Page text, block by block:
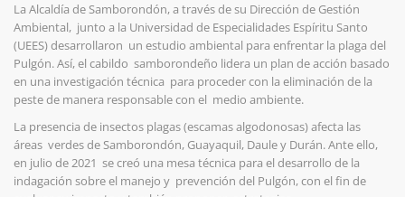
La Alcaldía de Samborondón, a través de su Dirección de Gestión
Ambiental, junto a la Universidad de Especialidades Espíritu Santo
(UEES) desarrollaron un estudio ambiental para enfrentar la plaga del
Pulgón. Así, el cabildo samborondeño lidera un plan de acción basado
en una investigación técnica para proceder con la eliminación de la
peste de manera responsable con el medio ambiente.
La presencia de insectos plagas (escamas algodonosas) afecta las
áreas verdes de Samborondón, Guayaquil, Daule y Durán. Ante ello,
en julio de 2021 se creó una mesa técnica para el desarrollo de la
indagación sobre el manejo y prevención del Pulgón, con el fin de